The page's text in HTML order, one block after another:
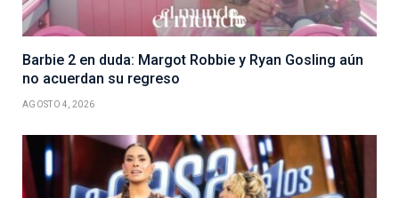
Barbie 2 en duda: Margot Robbie y Ryan Gosling aún
no acuerdan su regreso
AGOSTO 4, 2026